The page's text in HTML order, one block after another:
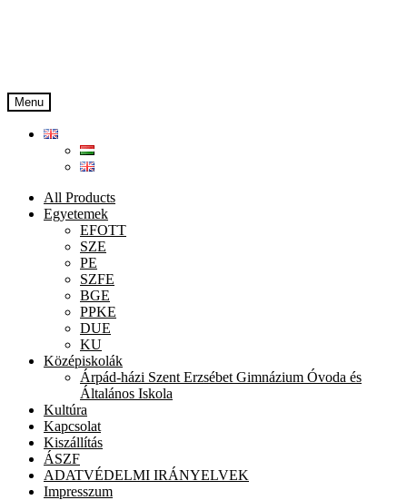
Menu
All Products
Egyetemek
EFOTT
SZE
PE
SZFE
BGE
PPKE
DUE
KU
Középiskolák
Árpád-házi Szent Erzsébet Gimnázium Óvoda és
Általános Iskola
Kultúra
Kapcsolat
Kiszállítás
ÁSZF
ADATVÉDELMI IRÁNYELVEK
Impresszum